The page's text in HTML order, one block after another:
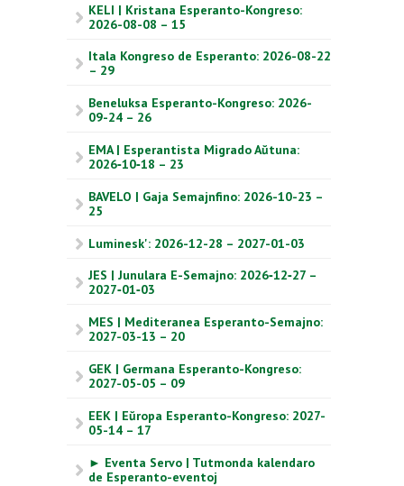
KELI | Kristana Esperanto-Kongreso:
2026-08-08 – 15
Itala Kongreso de Esperanto: 2026-08-22
– 29
Beneluksa Esperanto-Kongreso: 2026-
09-24 – 26
EMA | Esperantista Migrado Aŭtuna:
2026‑10‑18 – 23
BAVELO | Gaja Semajnfino: 2026-10-23 –
25
Luminesk': 2026-12-28 – 2027-01-03
JES | Junulara E-Semajno: 2026‑12‑27 –
2027‑01‑03
MES | Mediteranea Esperanto-Semajno:
2027-03-13 – 20
GEK | Germana Esperanto-Kongreso:
2027-05-05 – 09
EEK | Eŭropa Esperanto-Kongreso: 2027-
05-14 – 17
► Eventa Servo | Tutmonda kalendaro
de Esperanto-eventoj